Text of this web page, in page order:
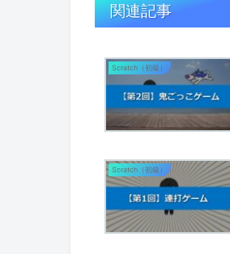
関連記事
Scratch（初級）
Scratch（初級）